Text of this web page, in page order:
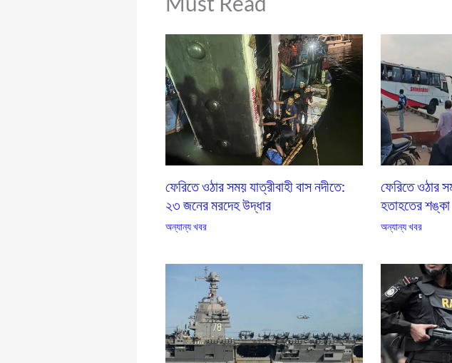
ফেরিতে ওঠার সময় যাত্রীবাহী বাস নদীতে:
২৩ জনের মরদেহ উদ্ধার
অন্যান্য খবর
ফেরিতে ওঠার
হতাহতের শঙ্কা
অন্যান্য খবর